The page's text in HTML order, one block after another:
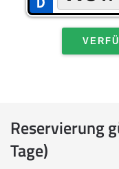
Reservierung
Tage)